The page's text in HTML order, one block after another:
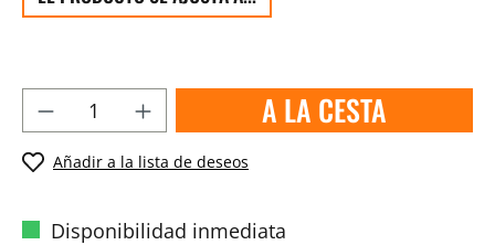
A LA CESTA
Añadir a la lista de deseos
Disponibilidad inmediata